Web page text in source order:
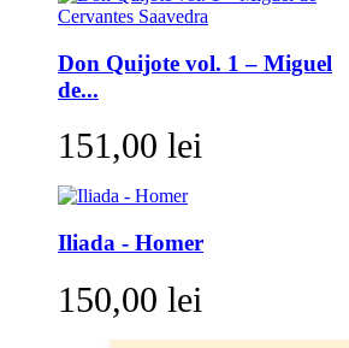
Don Quijote vol. 1 – Miguel
de...
151,00 lei
Iliada - Homer
150,00 lei